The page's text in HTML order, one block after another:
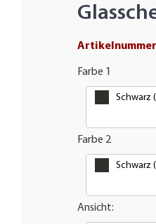
Farbe 1
Schwarz
Farbe 2
Schwarz
Ansicht: